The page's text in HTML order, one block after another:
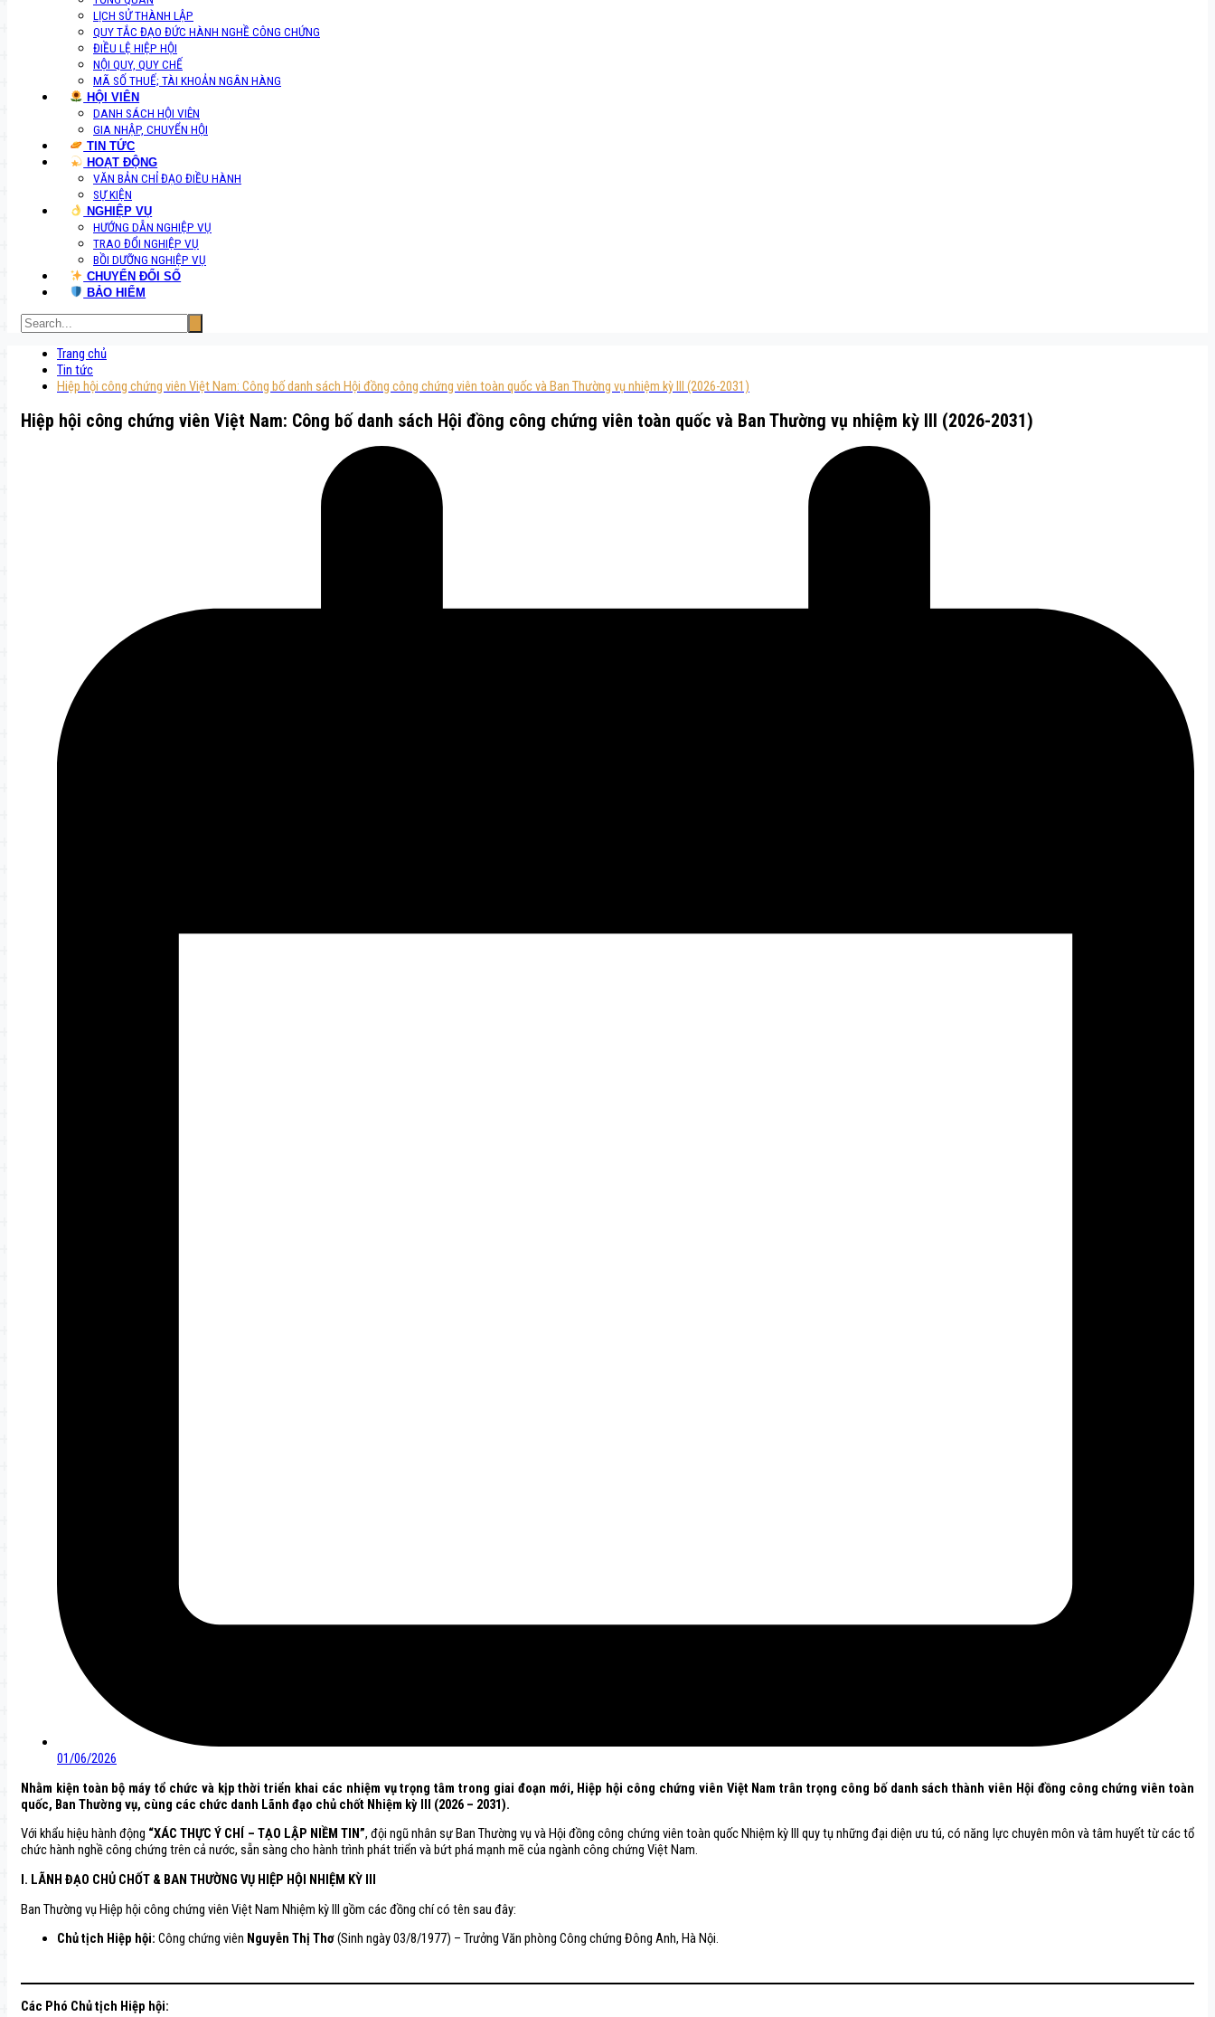
LỊCH SỬ THÀNH LẬP
QUY TẮC ĐẠO ĐỨC HÀNH NGHỀ CÔNG CHỨNG
ĐIỀU LỆ HIỆP HỘI
NỘI QUY, QUY CHẾ
MÃ SỐ THUẾ; TÀI KHOẢN NGÂN HÀNG
HỘI VIÊN
DANH SÁCH HỘI VIÊN
GIA NHẬP, CHUYỂN HỘI
TIN TỨC
HOẠT ĐỘNG
VĂN BẢN CHỈ ĐẠO ĐIỀU HÀNH
SỰ KIỆN
NGHIỆP VỤ
HƯỚNG DẪN NGHIỆP VỤ
TRAO ĐỔI NGHIỆP VỤ
BỒI DƯỠNG NGHIỆP VỤ
CHUYỂN ĐỔI SỐ
BẢO HIỂM
Trang chủ
Tin tức
Hiệp hội công chứng viên Việt Nam: Công bố danh sách Hội đồng công chứng viên toàn quốc và Ban Thường vụ nhiệm kỳ III (2026-2031)
Hiệp hội công chứng viên Việt Nam: Công bố danh sách Hội đồng công chứng viên toàn quốc và Ban Thường vụ nhiệm kỳ III (2026-2031)
01/06/2026
Nhằm kiện toàn bộ máy tổ chức và kịp thời triển khai các nhiệm vụ trọng tâm trong giai đoạn mới, Hiệp hội công chứng viên Việt Nam trân trọng công bố danh sách thành viên Hội đồng công chứng viên toàn
quốc, Ban Thường vụ, cùng các chức danh Lãnh đạo chủ chốt Nhiệm kỳ III (2026 – 2031).
Với khẩu hiệu hành động “XÁC THỰC Ý CHÍ – TẠO LẬP NIỀM TIN”, đội ngũ nhân sự Ban Thường vụ và Hội đồng công chứng viên toàn quốc Nhiệm kỳ III quy tụ những đại diện ưu tú, có năng lực chuyên môn và tâm huyết từ các tổ
chức hành nghề công chứng trên cả nước, sẵn sàng cho hành trình phát triển và bứt phá mạnh mẽ của ngành công chứng Việt Nam.
I. LÃNH ĐẠO CHỦ CHỐT & BAN THƯỜNG VỤ HIỆP HỘI NHIỆM KỲ III
Ban Thường vụ Hiệp hội công chứng viên Việt Nam Nhiệm kỳ III gồm các đồng chí có tên sau đây:
Chủ tịch Hiệp hội: Công chứng viên Nguyễn Thị Thơ(Sinh ngày 03/8/1977) – Trưởng Văn phòng Công chứng Đông Anh, Hà Nội.
Các Phó Chủ tịch Hiệp hội: